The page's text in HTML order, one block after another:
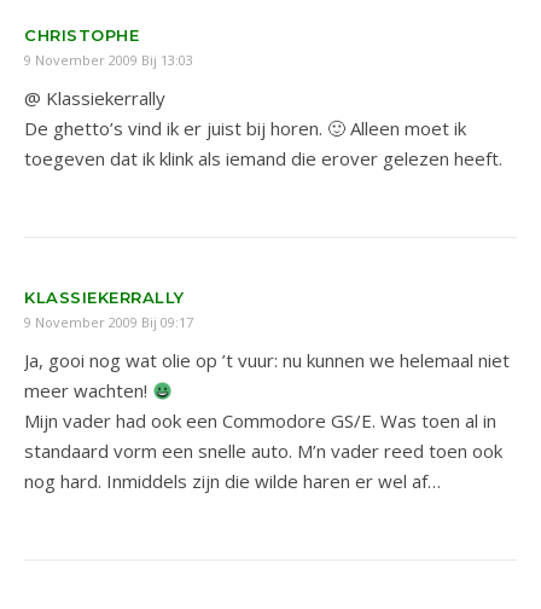
CHRISTOPHE
9 November 2009 Bij 13:03
@ Klassiekerrally
De ghetto’s vind ik er juist bij horen. 🙂 Alleen moet ik
toegeven dat ik klink als iemand die erover gelezen heeft.
KLASSIEKERRALLY
9 November 2009 Bij 09:17
Ja, gooi nog wat olie op ’t vuur: nu kunnen we helemaal niet
meer wachten!
Mijn vader had ook een Commodore GS/E. Was toen al in
standaard vorm een snelle auto. M’n vader reed toen ook
nog hard. Inmiddels zijn die wilde haren er wel af…